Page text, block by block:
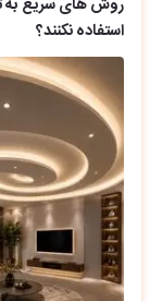
استفاده نکنند؟